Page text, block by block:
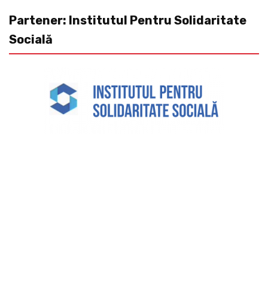
Partener: Institutul Pentru Solidaritate
Socială